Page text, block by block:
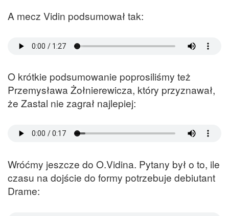
A mecz Vidin podsumował tak:
O krótkie podsumowanie poprosiliśmy też
Przemysława Żołnierewicza, który przyznawał,
że Zastal nie zagrał najlepiej:
Wróćmy jeszcze do O.Vidina. Pytany był o to, ile
czasu na dojście do formy potrzebuje debiutant
Drame: